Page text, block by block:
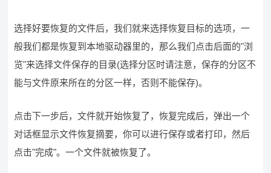
选择好要恢复的文件后，我们就来选择恢复目标的选项，一
般我们都是恢复到本地驱动器里的，那么我们点击后面的"浏
览"来选择文件保存的目录(选择分区时请注意，保存的分区不
能与文件原来所在的分区一样，否则不能保存)。
点击下一步后，文件就开始恢复了，恢复完成后，弹出一个
对话框显示文件恢复摘要，你可以进行保存或者打印，然后
点击"完成"。一个文件就被恢复了。